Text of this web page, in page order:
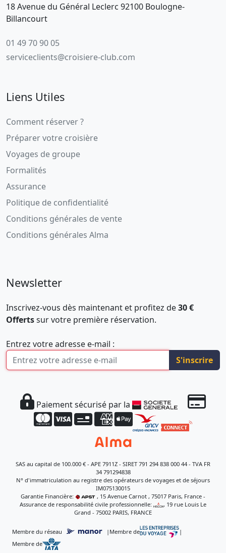
18 Avenue du Général Leclerc 92100 Boulogne-
Billancourt
01 49 70 90 05
serviceclients@croisiere-club.com
Liens Utiles
Comment réserver ?
Préparer votre croisière
Voyages de groupe
Formalités
Assurance
Politique de confidentialité
Conditions générales de vente
Conditions générales Alma
Newsletter
Inscrivez-vous dès maintenant et profitez de30 €
Offertssur votre première réservation.
Entrez votre adresse e-mail :
S'inscrire
Paiement sécurisé par la
SAS au capital de 100.000 € - APE 7911Z - SIRET 791 294 838 000 44 - TVA FR
34 791294838
N° d'immatriculation au registre des opérateurs de voyages et de séjours
IM075130015
Garantie Financière:
, 15 Avenue Carnot , 75017 Paris, France -
Assurance de responsabilité civile professionnelle:
, 19 rue Louis Le
Grand - 75002 PARIS, FRANCE
Membre du réseau | Membre de
|
Membre de